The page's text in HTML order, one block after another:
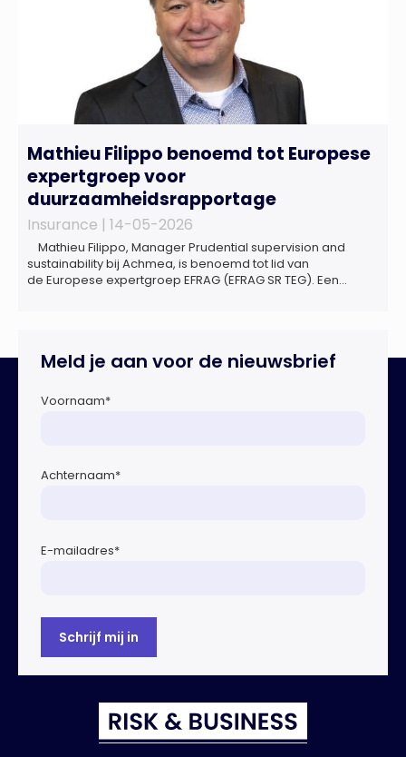
Mathieu Filippo benoemd tot Europese
expertgroep voor
duurzaamheidsrapportage
Insurance | 14-05-2026
Mathieu Filippo, Manager Prudential supervision and
sustainability bij Achmea, is benoemd tot lid van
de Europese expertgroep EFRAG (EFRAG SR TEG). Een
Europese Commissie bij het ontwikkelen van […]
Meld je aan voor de nieuwsbrief
Voornaam*
Achternaam*
E-mailadres*